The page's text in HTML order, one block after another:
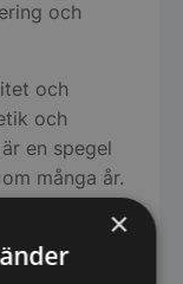
och
och
och
en spegel
många år.
handlar du
snabbt
×